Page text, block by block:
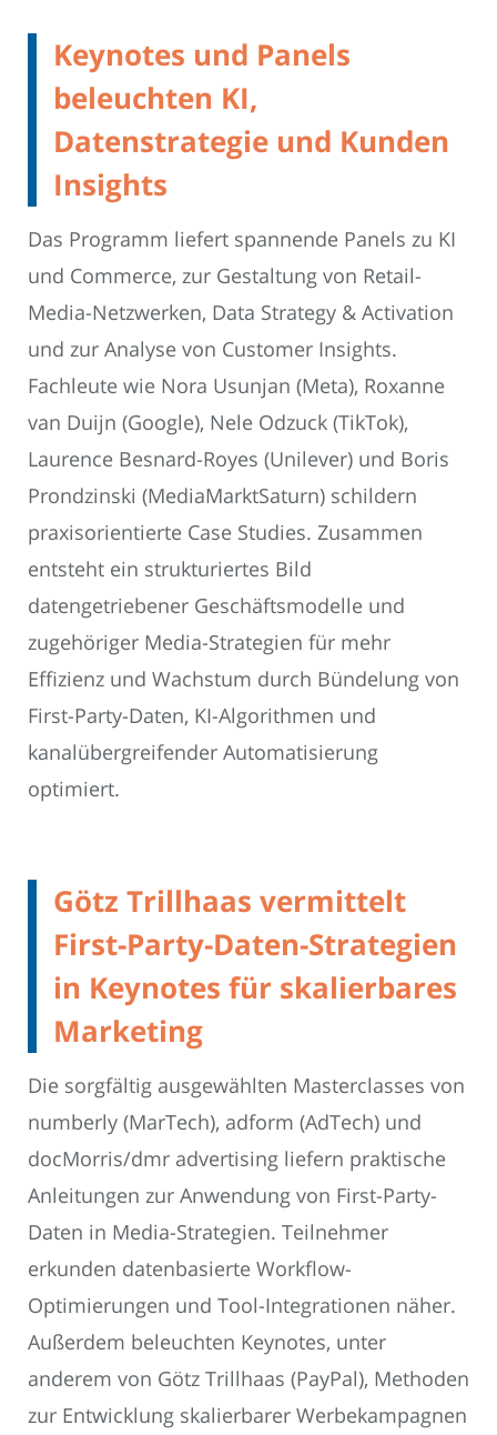
Keynotes und Panels
beleuchten KI,
Datenstrategie und Kunden
Insights
Das Programm liefert spannende Panels zu KI
und Commerce, zur Gestaltung von Retail-
Media-Netzwerken, Data Strategy & Activation
und zur Analyse von Customer Insights.
Fachleute wie Nora Usunjan (Meta), Roxanne
van Duijn (Google), Nele Odzuck (TikTok),
Laurence Besnard-Royes (Unilever) und Boris
Prondzinski (MediaMarktSaturn) schildern
praxisorientierte Case Studies. Zusammen
entsteht ein strukturiertes Bild
datengetriebener Geschäftsmodelle und
zugehöriger Media-Strategien für mehr
Effizienz und Wachstum durch Bündelung von
First-Party-Daten, KI-Algorithmen und
kanalübergreifender Automatisierung
optimiert.
Götz Trillhaas vermittelt
First-Party-Daten-Strategien
in Keynotes für skalierbares
Marketing
Die sorgfältig ausgewählten Masterclasses von
numberly (MarTech), adform (AdTech) und
docMorris/dmr advertising liefern praktische
Anleitungen zur Anwendung von First-Party-
Daten in Media-Strategien. Teilnehmer
erkunden datenbasierte Workflow-
Optimierungen und Tool-Integrationen näher.
Außerdem beleuchten Keynotes, unter
anderem von Götz Trillhaas (PayPal), Methoden
zur Entwicklung skalierbarer Werbekampagnen